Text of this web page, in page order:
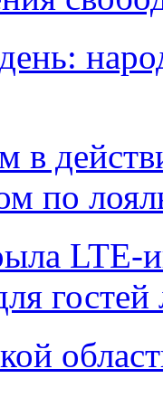
в
по
LTE-
гостей